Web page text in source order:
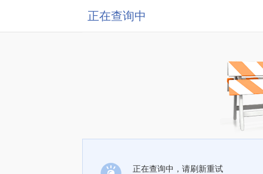
正在查询中
正在查询中，请刷新重试